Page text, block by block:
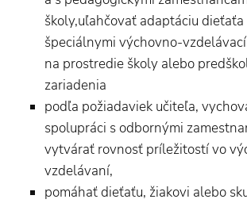
školy,uľahčovať adaptáciu dieťaťa
špeciálnymi výchovno-
na prostredie školy alebo
zariadenia
podľa požiadaviek učiteľa,
spolupráci s odbornými
vytvárať rovnosť príležitostí vo
vzdelávaní,
pomáhať dieťaťu, žiakovi alebo